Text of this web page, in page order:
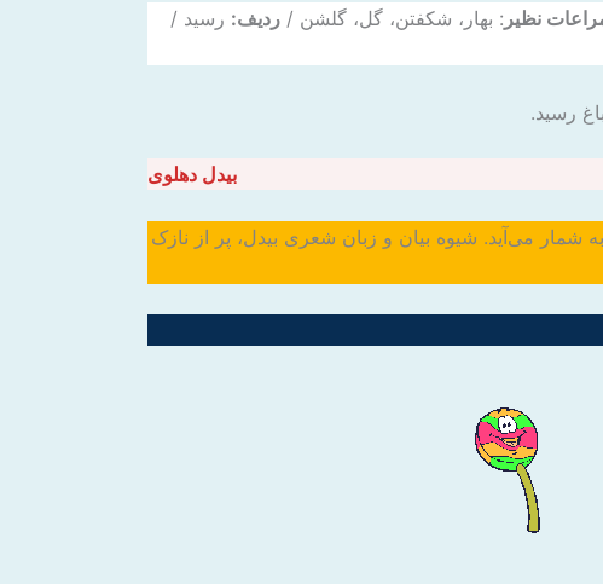
نظیر : بهار، شکفتن، گل، گلشن / ردیف: رسید /
رسید.
بیدل دهلوی
به شمار می‌آید. شیوه بیان و زبان شعری بیدل، پر از نازک